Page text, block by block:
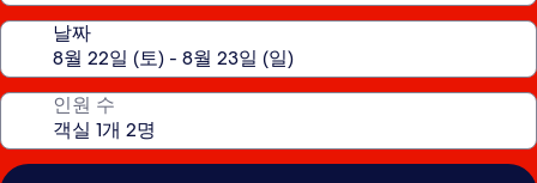
날짜
인원 수